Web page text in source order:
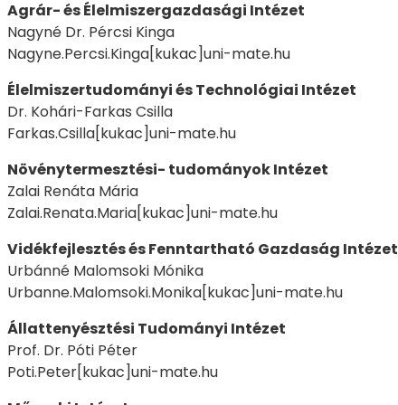
Agrár- és Élelmiszergazdasági Intézet
Nagyné Dr. Pércsi Kinga
Nagyne.Percsi.Kinga[kukac]uni-mate.hu
Élelmiszertudományi és Technológiai Intézet
Dr. Kohári-Farkas Csilla
Farkas.Csilla[kukac]uni-mate.hu
Növénytermesztési- tudományok Intézet
Zalai Renáta Mária
Zalai.Renata.Maria[kukac]uni-mate.hu
Vidékfejlesztés és Fenntartható Gazdaság Intézet
Urbánné Malomsoki Mónika
Urbanne.Malomsoki.Monika[kukac]uni-mate.hu
Állattenyésztési Tudományi Intézet
Prof. Dr. Póti Péter
Poti.Peter[kukac]uni-mate.hu